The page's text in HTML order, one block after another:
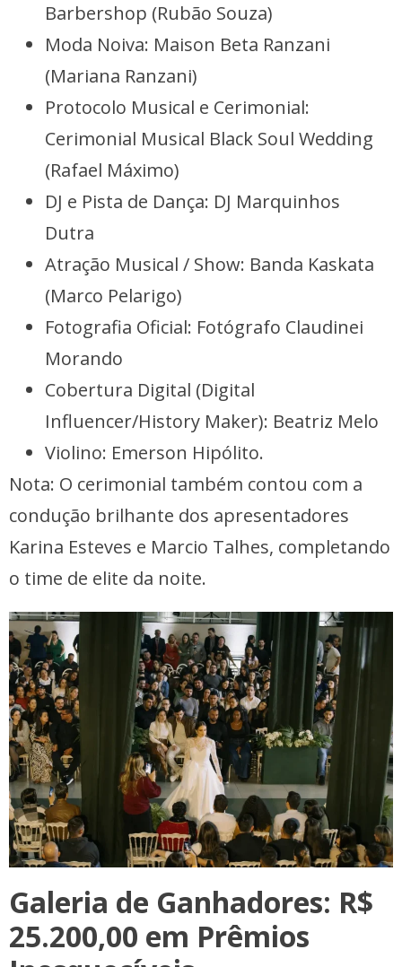
Barbershop (Rubão Souza)
Moda Noiva: Maison Beta Ranzani
(Mariana Ranzani)
Protocolo Musical e Cerimonial:
Cerimonial Musical Black Soul Wedding
(Rafael Máximo)
DJ e Pista de Dança: DJ Marquinhos
Dutra
Atração Musical / Show: Banda Kaskata
(Marco Pelarigo)
Fotografia Oficial: Fotógrafo Claudinei
Morando
Cobertura Digital (Digital
Influencer/History Maker): Beatriz Melo
Violino: Emerson Hipólito.
Nota: O cerimonial também contou com a
condução brilhante dos apresentadores
Karina Esteves e Marcio Talhes, completando
o time de elite da noite.
Galeria de Ganhadores: R$
25.200,00 em Prêmios